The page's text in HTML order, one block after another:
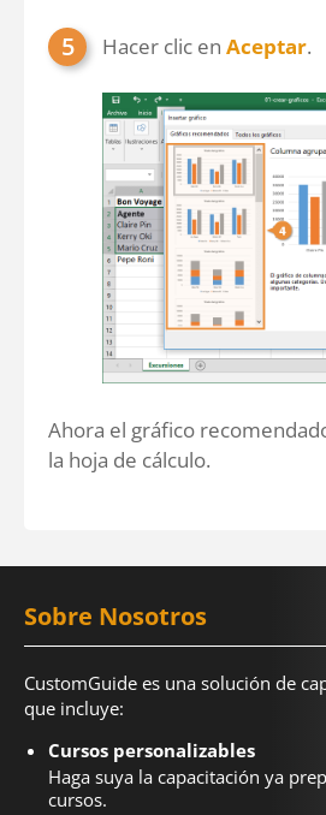
Hacer clic en Aceptar.
Ahora el gráfico
la hoja de cálculo.
Sobre Nosotros
CustomGuide es una solución de
que incluye:
Cursos personalizables
Haga suya la capacitación ya
cursos.